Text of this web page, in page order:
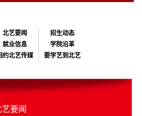
北艺要闻
招生动态
就业信息
学院沿革
约北艺传媒 要学艺到北艺
要闻